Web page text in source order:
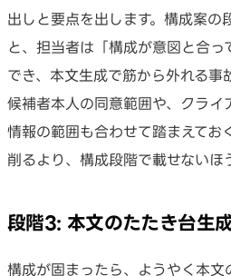
出しと要点を出します。構成案の
と、担当者は「構成が意図と合
でき、本文生成で筋から外れる事
候補者本人の同意範囲や、クライ
情報の範囲も合わせて踏まえてお
削るより、構成段階で載せないほ
段階3: 本文のたたき台生
構成が固まったら、ようやく本文